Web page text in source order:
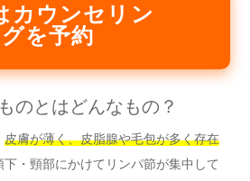
カウンセリン
グを予約
のとはどんなもの？
皮膚が薄く、皮脂腺や毛包が多く存在
下・頸部にかけてリンパ節が集中して